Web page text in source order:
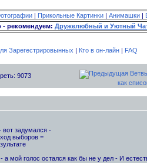
| Прикольные Картинки | Анимашки |
- рекомендуем: Дружелюбный и Уютный
Зарегестрировынных | Кто в он-лайн| FAQ
9073
как
вот задумался -
выборов =
мой голос остался как бы не у дел - И